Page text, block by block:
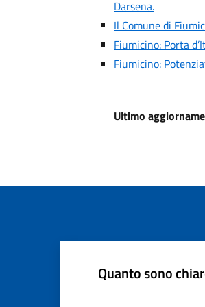
Darsena.
Il Comune di
Fiumicino: Porta
Fiumicino:
Ultimo
Quanto sono